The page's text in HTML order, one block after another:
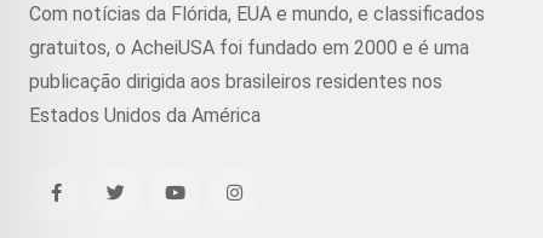
Com notícias da Flórida, EUA e mundo, e classificados
gratuitos, o AcheiUSA foi fundado em 2000 e é uma
publicação dirigida aos brasileiros residentes nos
Estados Unidos da América